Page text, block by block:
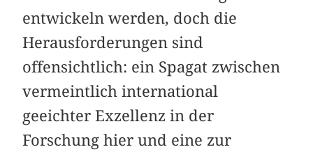
entwickeln werden, doch die
Herausforderungen sind
offensichtlich: ein Spagat zwischen
vermeintlich international
geeichter Exzellenz in der
Forschung hier und eine zur